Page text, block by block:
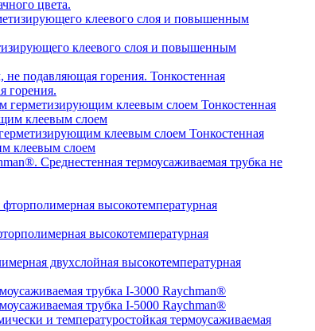
цвета.
клеевого слоя и повышенным
Тонкостенная
горения.
Тонкостенная
клеевым слоем
Тонкостенная
клеевым слоем
Среднестенная термоусаживаемая трубка не
высокотемпературная
высокотемпературная
двухслойная высокотемпературная
трубка I-3000 Raychman®
трубка I-5000 Raychman®
и температуростойкая термоусаживаемая